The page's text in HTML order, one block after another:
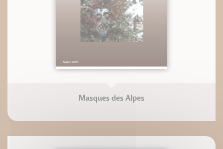
Masques des Alpes